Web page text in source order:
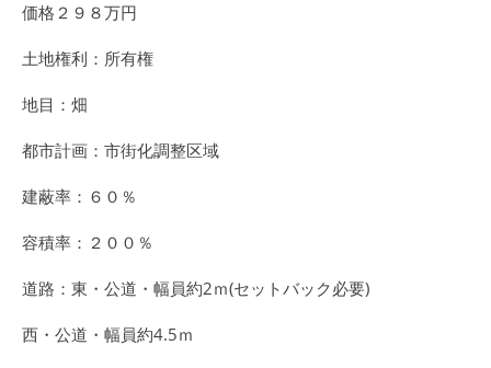
価格２９８万円
土地権利：所有権
地目：畑
都市計画：市街化調整区域
建蔽率：６０％
容積率：２００％
道路：東・公道・幅員約2ｍ(セットバック必要)
西・公道・幅員約4.5ｍ